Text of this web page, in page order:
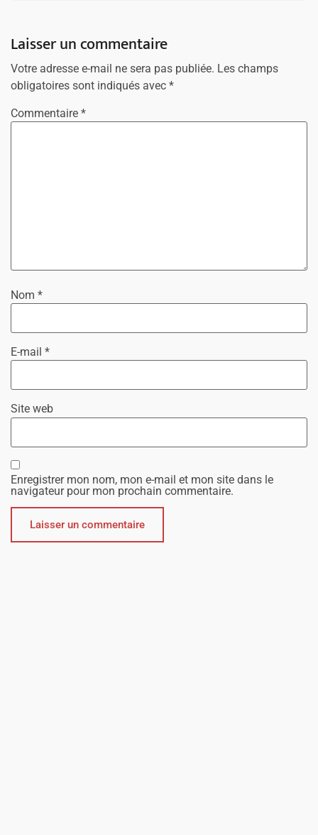
Laisser un commentaire
Votre adresse e-mail ne sera pas publiée. Les champs
obligatoires sont indiqués avec *
Commentaire *
Nom *
E-mail *
Site web
Enregistrer mon nom, mon e-mail et mon site dans le
navigateur pour mon prochain commentaire.